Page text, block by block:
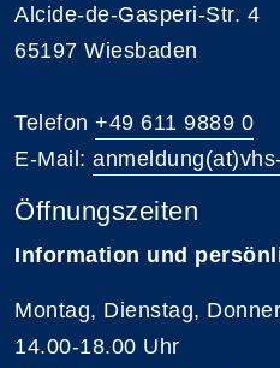
Alcide-de-Gasperi-Str. 4
65197 Wiesbaden
Telefon +49 611 9889 0
E-Mail:
Öffnungszeiten
Information und
Montag, Dienstag,
14.00-18.00 Uhr